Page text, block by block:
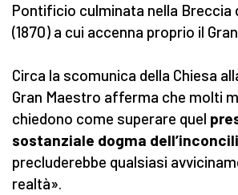
Pontificio culminata nella Breccia
(1870) a cui accenna proprio il
Circa la scomunica della Chiesa
Gran Maestro afferma che molti
chiedono come superare quel
sostanziale dogma
precluderebbe qualsiasi
realtà».